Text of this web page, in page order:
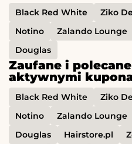
Black Red White Ziko
Notino
Zalando Lounge
Douglas
Zaufane i
aktywnymi
Black Red White Ziko
Notino
Zalando Lounge
Douglas
Hairstore.pl